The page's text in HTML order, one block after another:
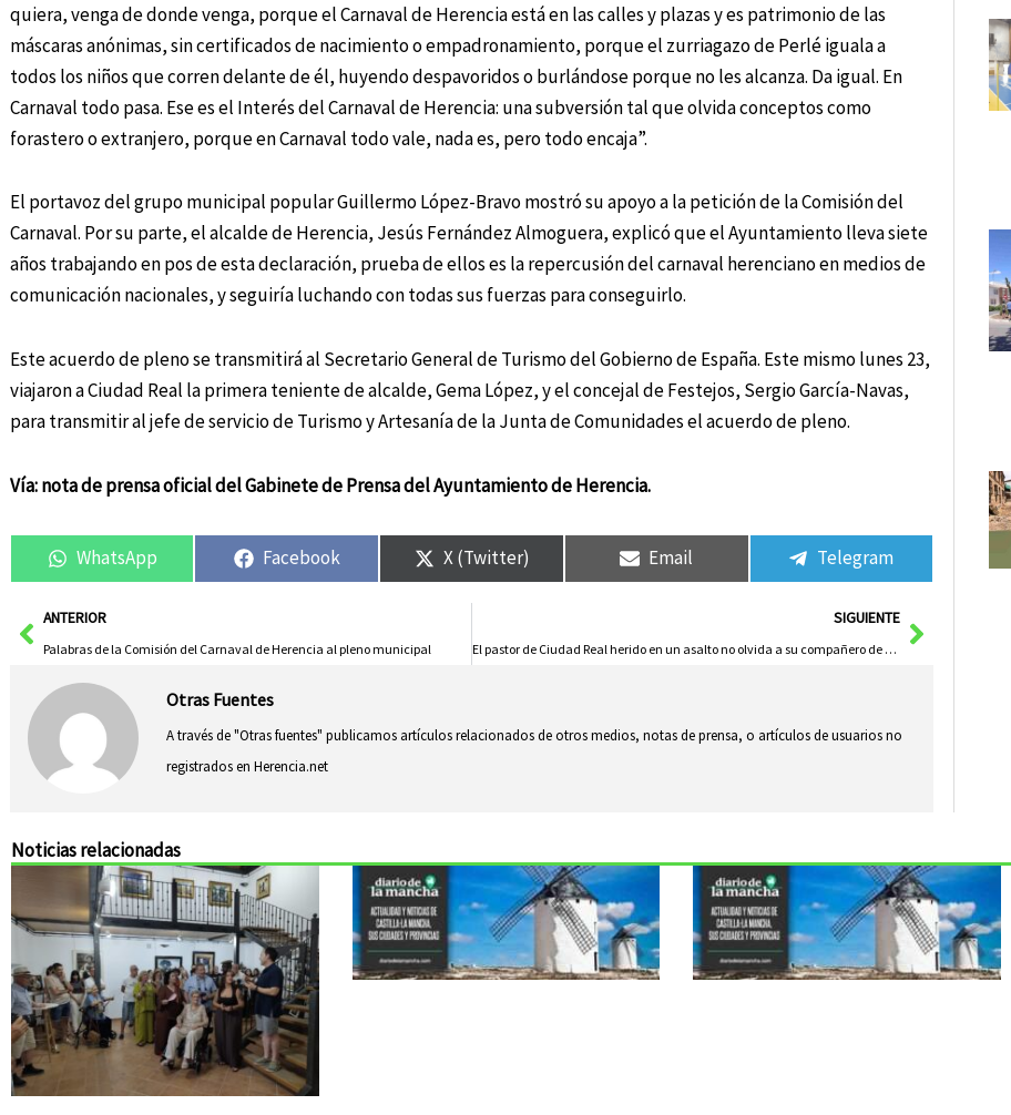
quiera, venga de donde venga, porque el Carnaval de Herencia está en las calles y plazas y es patrimonio de las
máscaras anónimas, sin certificados de nacimiento o empadronamiento, porque el zurriagazo de Perlé iguala a
todos los niños que corren delante de él, huyendo despavoridos o burlándose porque no les alcanza. Da igual. En
Carnaval todo pasa. Ese es el Interés del Carnaval de Herencia: una subversión tal que olvida conceptos como
forastero o extranjero, porque en Carnaval todo vale, nada es, pero todo encaja”.
El portavoz del grupo municipal popular Guillermo López-Bravo mostró su apoyo a la petición de la Comisión del
Carnaval. Por su parte, el alcalde de Herencia, Jesús Fernández Almoguera, explicó que el Ayuntamiento lleva siete
años trabajando en pos de esta declaración, prueba de ellos es la repercusión del carnaval herenciano en medios de
comunicación nacionales, y seguiría luchando con todas sus fuerzas para conseguirlo.
Este acuerdo de pleno se transmitirá al Secretario General de Turismo del Gobierno de España. Este mismo lunes 23,
viajaron a Ciudad Real la primera teniente de alcalde, Gema López, y el concejal de Festejos, Sergio García-Navas,
para transmitir al jefe de servicio de Turismo y Artesanía de la Junta de Comunidades el acuerdo de pleno.
Vía: nota de prensa oficial del Gabinete de Prensa del Ayuntamientode Herencia.
WhatsApp Facebook X (Twitter) Email Telegram
AntANTERIOR
Palabras de la Comisión del Carnaval de Herencia al pleno municipal
SIGUIENTE
El pastor de Ciudad Real herido en un asalto no olvida a su compañero de Herencia
Siguiente
Otras Fuentes
A través de "Otras fuentes" publicamos artículos relacionados de otros medios, notas de prensa, o artículos de usuarios no
registrados en Herencia.net
Noticias relacionadas